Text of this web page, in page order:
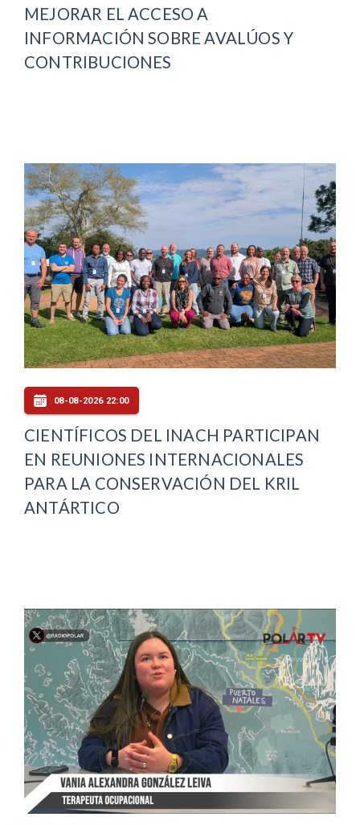
MEJORAR EL ACCESO A
INFORMACIÓN SOBRE AVALÚOS Y
CONTRIBUCIONES
08-08-2026 22:00
CIENTÍFICOS DEL INACH PARTICIPAN
EN REUNIONES INTERNACIONALES
PARA LA CONSERVACIÓN DEL KRIL
ANTÁRTICO